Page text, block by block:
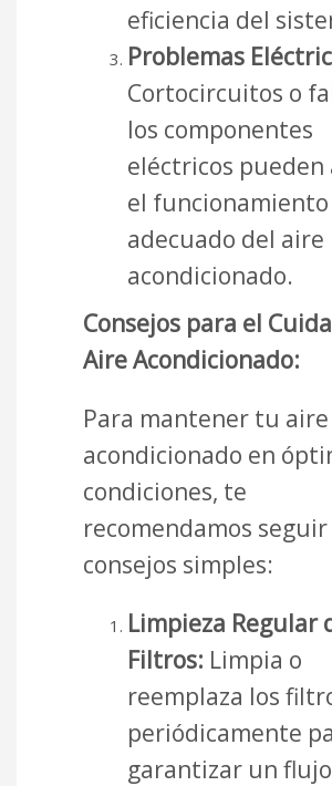
eficiencia del
Problemas
Cortocircuitos o
los componentes
eléctricos
el funcionamiento
adecuado del aire
acondicionado.
Consejos para el
Aire Acondicionado:
Para mantener tu aire
acondicionado en
condiciones, te
recomendamos
consejos simples:
Limpieza Regular
Filtros: Limpia o
reemplaza los
periódicamente
garantizar un